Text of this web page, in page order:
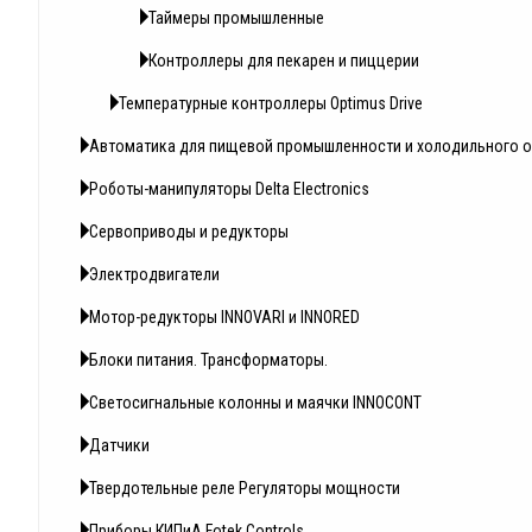
Таймеры промышленные
Контроллеры для пекарен и пиццерии
Температурные контроллеры Optimus Drive
Автоматика для пищевой промышленности и холодильного
Роботы-манипуляторы Delta Electronics
Сервоприводы и редукторы
Электродвигатели
Мотор-редукторы INNOVARI и INNORED
Блоки питания. Трансформаторы.
Светосигнальные колонны и маячки INNOCONT
Датчики
Твердотельные реле Регуляторы мощности